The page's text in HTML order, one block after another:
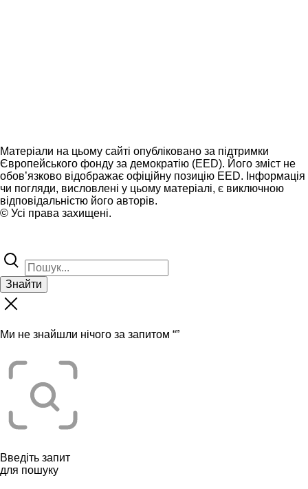
Матеріали на цьому сайті опубліковано за підтримки
Європейського фонду за демократію (EED). Його зміст не
обов’язково відображає офіційну позицію EED. Інформація
чи погляди, висловлені у цьому матеріалі, є виключною
відповідальністю його авторів.
© Усі права захищені.
Знайти
Ми не знайшли нічого за запитом “”
Введіть запит
для пошуку